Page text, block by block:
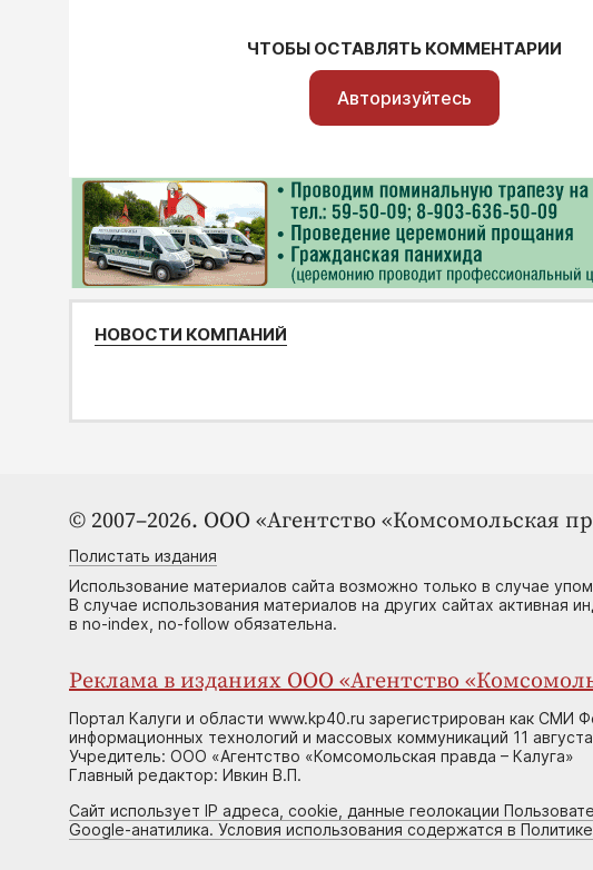
ЧТОБЫ ОСТАВЛЯТЬ КОММЕНТАРИИ
Авторизуйтесь
НОВОСТИ КОМПАНИЙ
© 2007–2026. ООО «Агентство «Комсомольская
Полистать издания
Использование материалов сайта возможно только в случае
В случае использования материалов на других сайтах активная
в no-index, no-follow обязательна.
Реклама в изданиях ООО «Агентство
Портал Калуги и области www.kp40.ru зарегистрирован как СМИ
информационных технологий и массовых коммуникаций 11
Учредитель: ООО «Агентство «Комсомольская правда – Калуга»
Главный редактор: Ивкин В.П.
Сайт использует IP адреса, cookie, данные геолокации
Google-анатилика. Условия использования содержатся в